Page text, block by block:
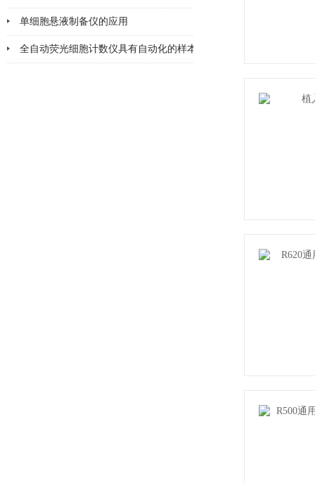
单细胞悬液制备仪的应用
全自动荧光细胞计数仪具有自动化的样本处理和图像分析系统